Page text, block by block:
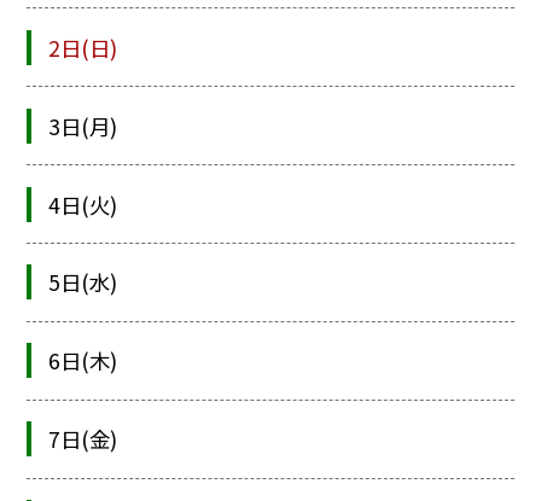
2日(日)
3日(月)
4日(火)
5日(水)
6日(木)
7日(金)